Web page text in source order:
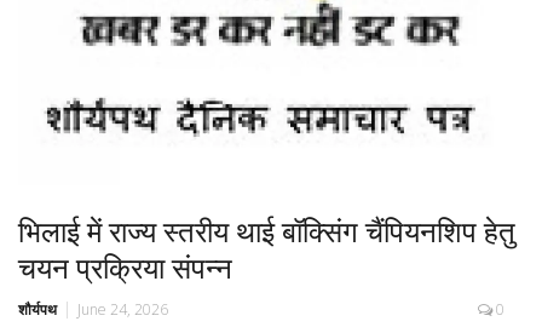
भिलाई में राज्य स्तरीय थाई बॉक्सिंग चैंपियनशिप हेतु
चयन प्रक्रिया संपन्न
शौर्यपथ June 24, 2026 0